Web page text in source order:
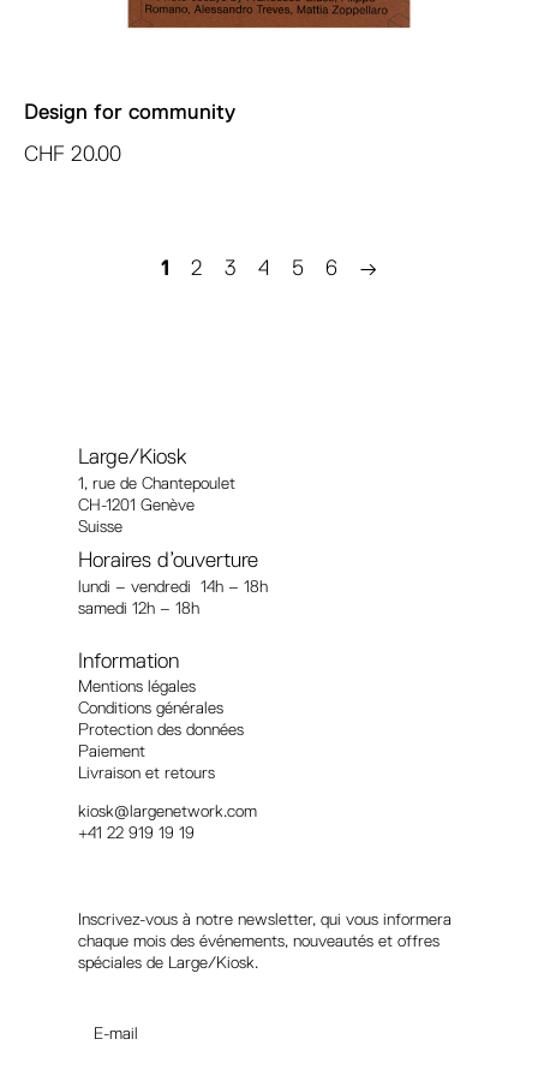
Design for community
CHF 20.00
1 2 3 4 5 6 →
Large/Kiosk
1, rue de Chantepoulet
CH-1201 Genève
Suisse
Horaires d’ouverture
lundi – vendredi 14h – 18h
samedi 12h – 18h
Information
Mentions légales
Conditions générales
Protection des données
Paiement
Livraison et retours
kiosk@largenetwork.com
+41 22 919 19 19
Inscrivez-vous à notre newsletter, qui vous informera
chaque mois des événements, nouveautés et offres
spéciales de Large/Kiosk.